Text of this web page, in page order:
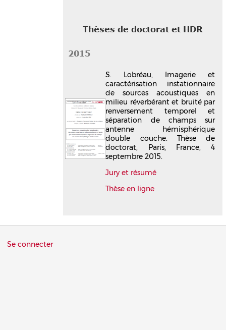
Thèses de doctorat et HDR
2015
S. Lobréau, Imagerie et
caractérisation instationnaire
de sources acoustiques en
milieu réverbérant et bruité par
renversement temporel et
séparation de champs sur
antenne hémisphérique
double couche. Thèse de
doctorat, Paris, France, 4
septembre 2015.
Jury et résumé
Thèse en ligne
Menu
Se connecter